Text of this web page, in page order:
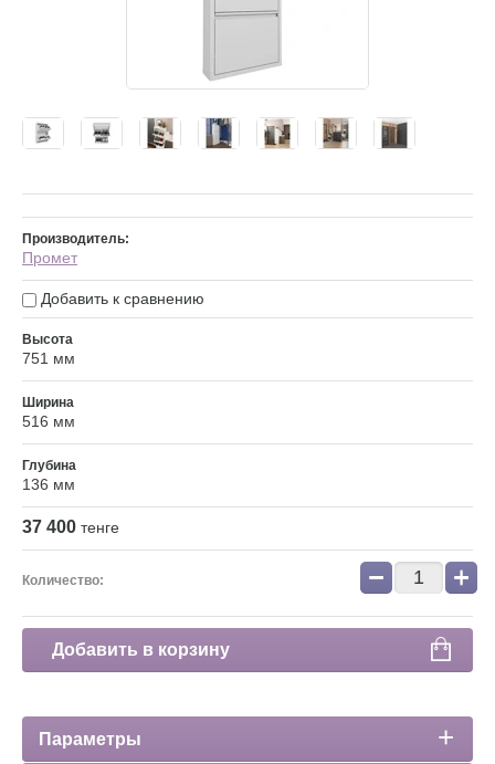
Производитель:
Промет
Добавить к сравнению
Высота
751 мм
Ширина
516 мм
Глубина
136 мм
37 400 тенге
Количество: − +
Добавить в корзину
Параметры